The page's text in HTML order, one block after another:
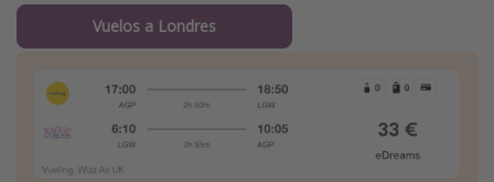
Vuelos a Londres